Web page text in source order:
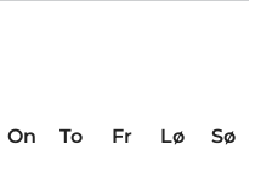
On To Fr Lø
Sø